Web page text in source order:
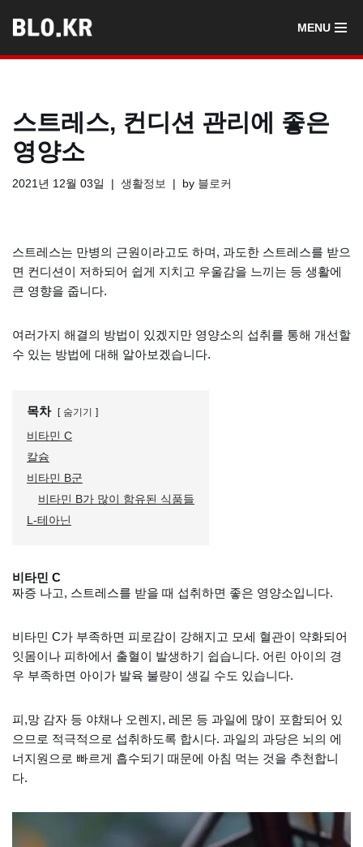
텐
건
너
뛰
기
MENU
스트레스, 컨디션 관리에 좋은
영양소
2021년 12월 03일 생활정보 by 블로커
스트레스는 만병의 근원이라고도 하며, 과도한 스트레스를 받으
면 컨디션이 저하되어 쉽게 지치고 우울감을 느끼는 등 생활에
큰 영향을 줍니다.
여러가지 해결의 방법이 있겠지만 영양소의 섭취를 통해 개선할
수 있는 방법에 대해 알아보겠습니다.
목차 숨기기
비타민 C
칼슘
비타민 B군
비타민 B가 많이 함유된 식품들
L-테아닌
비타민 C
짜증 나고, 스트레스를 받을 때 섭취하면 좋은 영양소입니다.
비타민 C가 부족하면 피로감이 강해지고 모세 혈관이 약화되어
잇몸이나 피하에서 출혈이 발생하기 쉽습니다. 어린 아이의 경
우 부족하면 아이가 발육 불량이 생길 수도 있습니다.
피,망 감자 등 야채나 오렌지, 레몬 등 과일에 많이 포함되어 있
으므로 적극적으로 섭취하도록 합시다. 과일의 과당은 뇌의 에
너지원으로 빠르게 흡수되기 때문에 아침 먹는 것을 추천합니
다.